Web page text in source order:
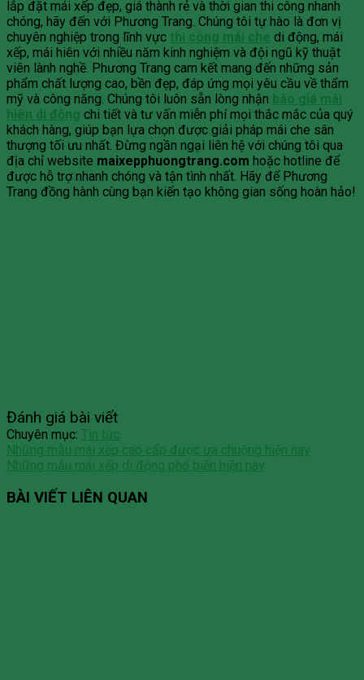
lắp đặt mái xếp đẹp, giá thành rẻ và thời gian thi công nhanh
chóng, hãy đến với Phương Trang. Chúng tôi tự hào là đơn vị
chuyên nghiệp trong lĩnh vực thi công mái che di động, mái
xếp, mái hiên với nhiều năm kinh nghiệm và đội ngũ kỹ thuật
viên lành nghề. Phương Trang cam kết mang đến những sản
phẩm chất lượng cao, bền đẹp, đáp ứng mọi yêu cầu về thẩm
mỹ và công năng. Chúng tôi luôn sẵn lòng nhận báo giá mái
hiên di động chi tiết và tư vấn miễn phí mọi thắc mắc của quý
khách hàng, giúp bạn lựa chọn được giải pháp mái che sân
thượng tối ưu nhất. Đừng ngần ngại liên hệ với chúng tôi qua
địa chỉ website maixepphuongtrang.com hoặc hotline để
được hỗ trợ nhanh chóng và tận tình nhất. Hãy để Phương
Trang đồng hành cùng bạn kiến tạo không gian sống hoàn hảo!
Đánh giá bài viết
Chuyên mục: Tin tức
Những mẫu mái xếp cao cấp được ưa chuộng hiện nay
Những mẫu mái xếp di động phổ biến hiện nay
BÀI VIẾT LIÊN QUAN